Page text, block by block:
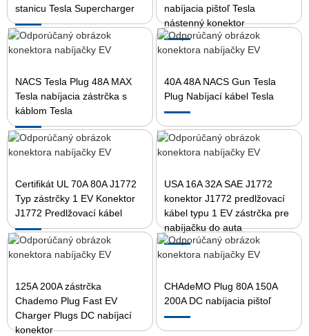
stanicu Tesla Supercharger
nabíjacia pištoľ Tesla
nástenný konektor
NACS Tesla Plug 48A MAX
Tesla nabíjacia zástrčka s
káblom Tesla
40A 48A NACS Gun Tesla
Plug Nabíjací kábel Tesla
Certifikát UL 70A 80A J1772
Typ zástrčky 1 EV Konektor
J1772 Predlžovací kábel
USA 16A 32A SAE J1772
konektor J1772 predlžovací
kábel typu 1 EV zástrčka pre
nabíjačku do auta
125A 200A zástrčka
Chademo Plug Fast EV
Charger Plugs DC nabíjací
konektor
CHAdeMO Plug 80A 150A
200A DC nabíjacia pištoľ